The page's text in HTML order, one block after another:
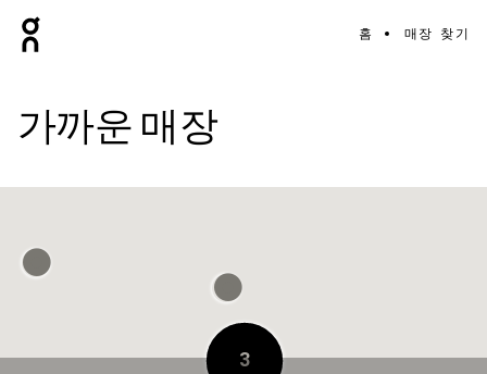
홈 매장 찾기
가까운 매장
3